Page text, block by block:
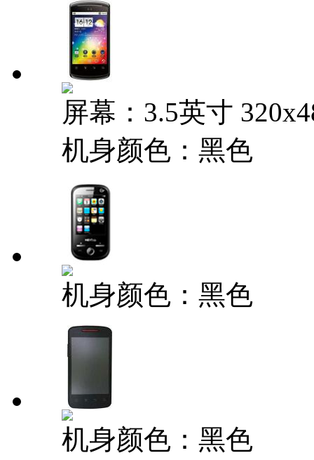
屏幕：3.5英寸
机身颜色：黑色
机身颜色：黑色
机身颜色：黑色